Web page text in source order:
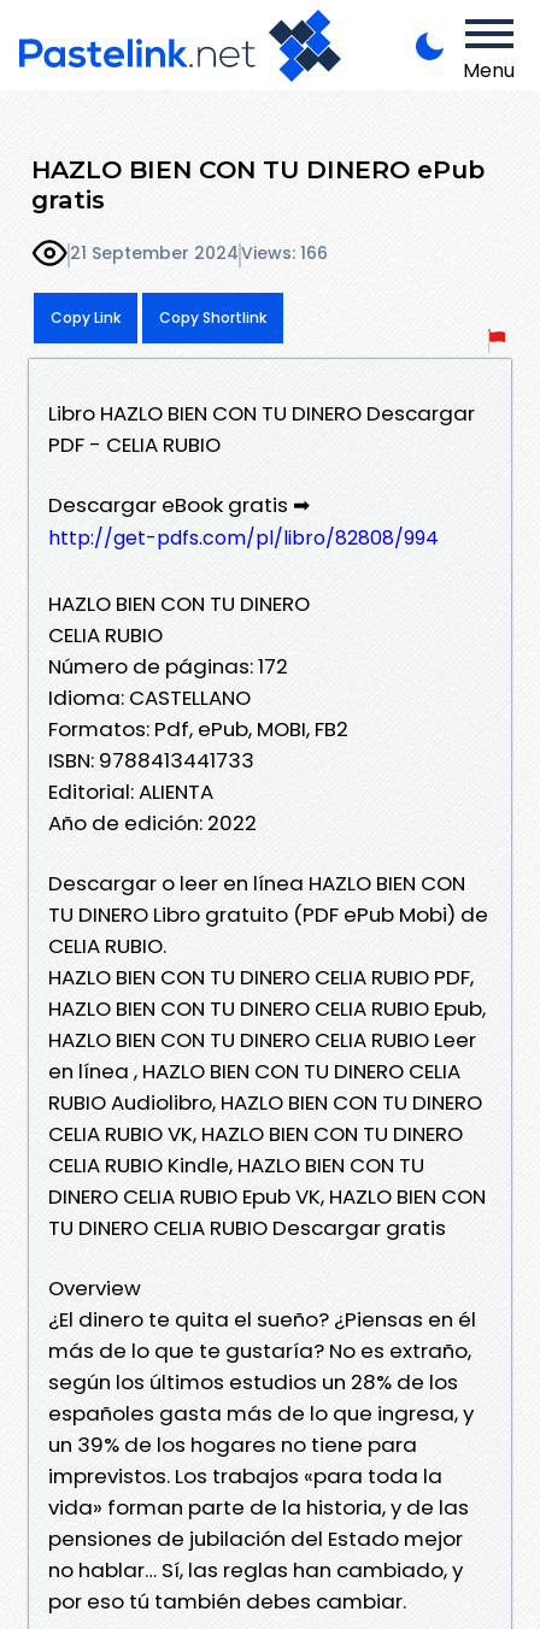
Menu
HAZLO BIEN CON TU DINERO ePub
gratis
21 September 2024Views: 166
Copy Link Copy Shortlink
Libro HAZLO BIEN CON TU DINERO Descargar
PDF - CELIA RUBIO
Descargar eBook gratis ➡
http://get-pdfs.com/pl/libro/82808/994
HAZLO BIEN CON TU DINERO
CELIA RUBIO
Número de páginas: 172
Idioma: CASTELLANO
Formatos: Pdf, ePub, MOBI, FB2
ISBN: 9788413441733
Editorial: ALIENTA
Año de edición: 2022
Descargar o leer en línea HAZLO BIEN CON
TU DINERO Libro gratuito (PDF ePub Mobi) de
CELIA RUBIO.
HAZLO BIEN CON TU DINERO CELIA RUBIO PDF,
HAZLO BIEN CON TU DINERO CELIA RUBIO Epub,
HAZLO BIEN CON TU DINERO CELIA RUBIO Leer
en línea , HAZLO BIEN CON TU DINERO CELIA
RUBIO Audiolibro, HAZLO BIEN CON TU DINERO
CELIA RUBIO VK, HAZLO BIEN CON TU DINERO
CELIA RUBIO Kindle, HAZLO BIEN CON TU
DINERO CELIA RUBIO Epub VK, HAZLO BIEN CON
TU DINERO CELIA RUBIO Descargar gratis
Overview
¿El dinero te quita el sueño? ¿Piensas en él
más de lo que te gustaría? No es extraño,
según los últimos estudios un 28% de los
españoles gasta más de lo que ingresa, y
un 39% de los hogares no tiene para
imprevistos. Los trabajos «para toda la
vida» forman parte de la historia, y de las
pensiones de jubilación del Estado mejor
no hablar… Sí, las reglas han cambiado, y
por eso tú también debes cambiar.